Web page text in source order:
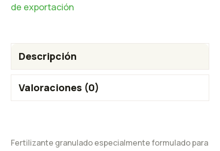
de exportación
Descripción
Valoraciones (0)
Fertilizante granulado especialmente formulado para